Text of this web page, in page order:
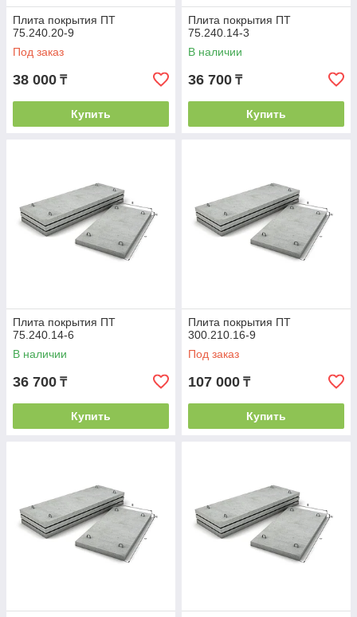
Плита покрытия ПТ
75.240.20-9
Под заказ
38 000 ₸
Купить
Плита покрытия ПТ
75.240.14-3
В наличии
36 700 ₸
Купить
Плита покрытия ПТ
75.240.14-6
В наличии
36 700 ₸
Купить
Плита покрытия ПТ
300.210.16-9
Под заказ
107 000 ₸
Купить